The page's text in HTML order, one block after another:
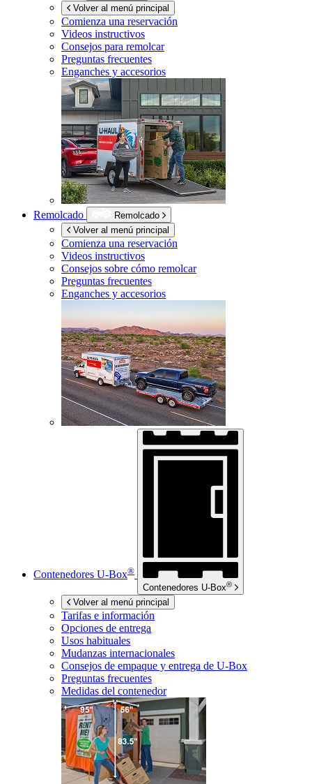
Volver al menú principal
Comienza una reservación
Videos instructivos
Consejos para remolcar
Preguntas frecuentes
Enganches y accesorios
Remolcado
Remolcado
Volver al menú principal
Comienza una reservación
Videos instructivos
Consejos sobre cómo remolcar
Preguntas frecuentes
Enganches y accesorios
Contenedores U-Box®
Contenedores U-Box®
Volver al menú principal
Tarifas e información
Opciones de entrega
Usos habituales
Mudanzas internacionales
Consejos de empaque y entrega de U-Box
Preguntas frecuentes
Medidas del contenedor